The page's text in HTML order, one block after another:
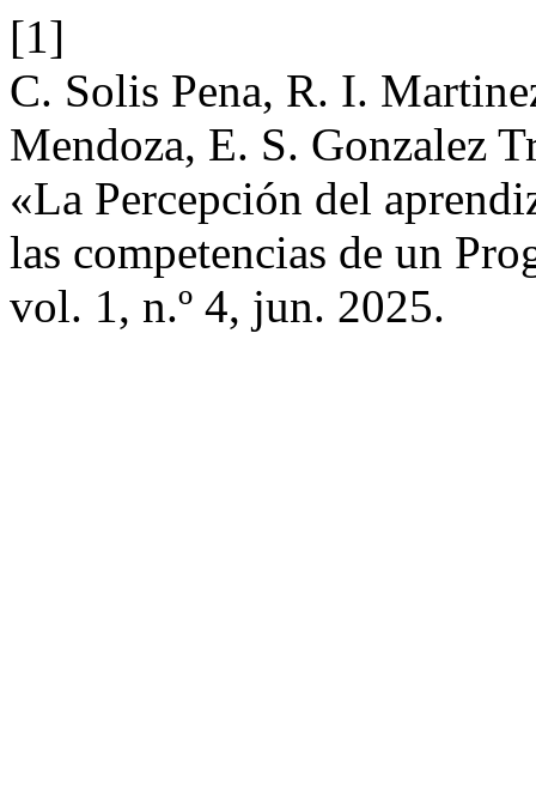
[1]
C. Solis Pena, R. I.
Mendoza, E. S. Gonzalez
«La Percepción del
las competencias de un
vol. 1, n.º 4, jun. 2025.